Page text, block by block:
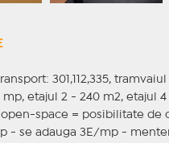
301,112,335, tramvaiul
mp, etajul 2 - 240 m2, etajul
space = posibilitate de
- se adauga 3E/mp -